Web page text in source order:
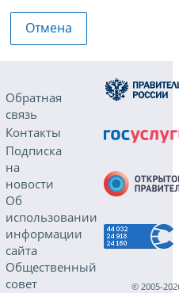
Отмена
Обратная
связь
Контакты
Подписка
на
новости
Об
использовании
информации
сайта
Общественный
совет
© 2005-